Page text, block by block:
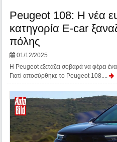
Peugeot 108: Η νέα
κατηγορία E-car
πόλης
01/12/2025
Η Peugeot εξετάζει σοβαρά να φέρει
Γιατί αποσύρθηκε το Peugeot 108....